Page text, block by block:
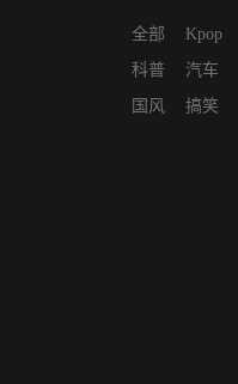
全部
科普
国风
Kpop
汽车
搞笑